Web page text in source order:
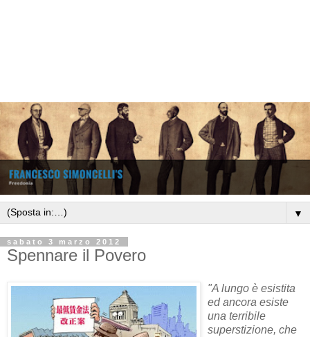
▼
sabato 3 marzo 2012
Spennare il Povero
"A lungo è esistita
ed ancora esiste
una terribile
superstizione, che